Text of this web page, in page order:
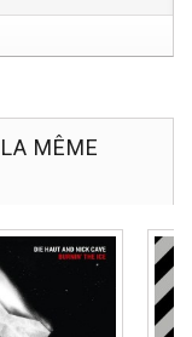
MÊME